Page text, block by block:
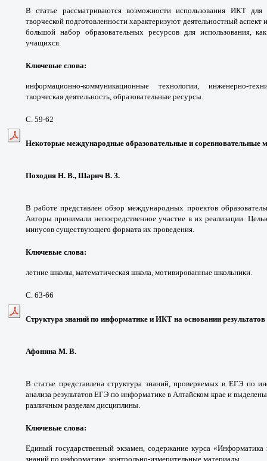
В статье рассматриваются возможности использования ИКТ для
творческой подготовленности характеризуют деятельностный
большой набор образовательных ресурсов для использования,
учащихся.
Ключевые слова:
информационно-коммуникационные технологии, инженерно-
творческая деятельность, образовательные ресурсы.
С. 59-62
Некоторые международные образовательные и соревновательные
Походня Н. В., Шарич В. З.
В работе представлен обзор международных проектов
Авторы принимали непосредственное участие в их реализации.
минусов существующего формата их проведения.
Ключевые слова:
летние школы, математическая школа, мотивированные школьники.
С. 63-66
Структура знаний по информатике и ИКТ на основании
Афонина М. В.
В статье представлена структура знаний, проверяемых в ЕГЭ по
анализа результатов ЕГЭ по информатике в Алтайском крае и
различным разделам дисциплины.
Ключевые слова:
Единый государственный экзамен, содержание курса
знаний по информатике, контрольно-измерительные материалы.